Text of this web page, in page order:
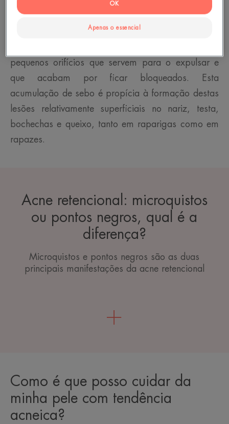
Mas porque é que se formam? Porque o sebo, que
é mais espesso e produzido em maiores
pequenos orifícios que servem para o expulsar e
que acabam por ficar bloqueados. Esta
acumulação de sebo é propícia à formação destas
lesões relativamente superficiais no nariz, testa,
bochechas e queixo, tanto em raparigas como em
rapazes.
Acne retencional: microquistos
ou pontos negros, qual é a
diferença?
Microquistos e pontos negros são as duas
principais manifestações da acne retencional
Como é que posso cuidar da
minha pele com tendência
acneica?
Apenas o essencial
OK